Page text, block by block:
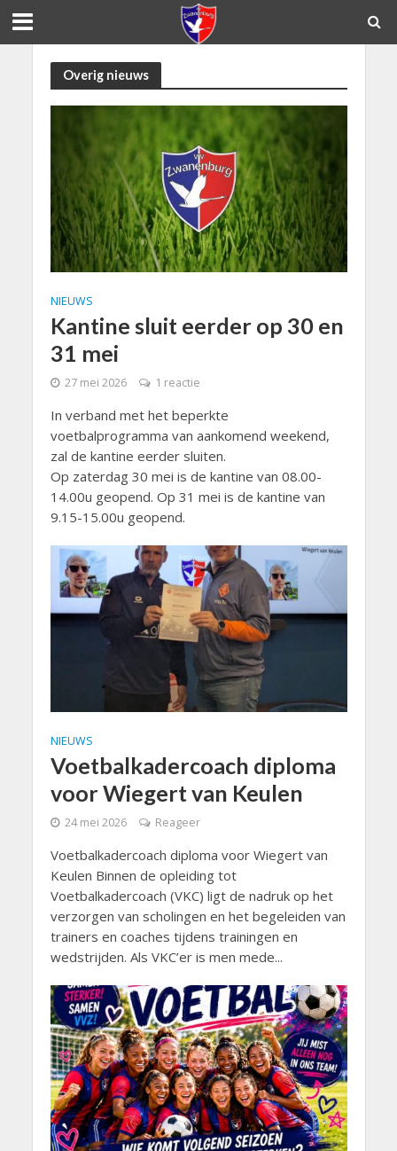
Overig nieuws
NIEUWS
Kantine sluit eerder op 30 en
31 mei
27 mei 2026 1 reactie
In verband met het beperkte
voetbalprogramma van aankomend weekend,
zal de kantine eerder sluiten.
Op zaterdag 30 mei is de kantine van 08.00-
14.00u geopend. Op 31 mei is de kantine van
9.15-15.00u geopend.
NIEUWS
Voetbalkadercoach diploma
voor Wiegert van Keulen
24 mei 2026 Reageer
Voetbalkadercoach diploma voor Wiegert van
Keulen Binnen de opleiding tot
Voetbalkadercoach (VKC) ligt de nadruk op het
verzorgen van scholingen en het begeleiden van
trainers en coaches tijdens trainingen en
wedstrijden. Als VKC’er is men mede...